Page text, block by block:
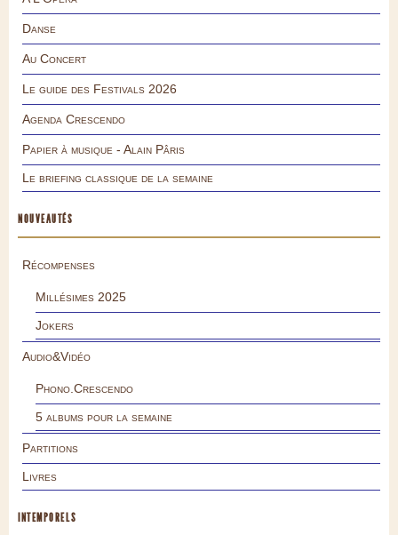
Danse
Au Concert
Le guide des Festivals 2026
Agenda Crescendo
Papier à musique - Alain Pâris
Le briefing classique de la semaine
NOUVEAUTÉS
Récompenses
Millésimes 2025
Jokers
Audio&Vidéo
Phono.Crescendo
5 albums pour la semaine
Partitions
Livres
INTEMPORELS